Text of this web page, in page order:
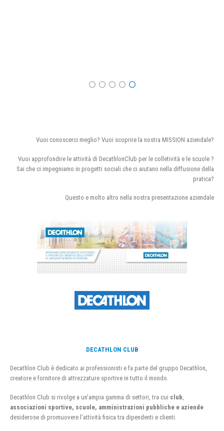
Vuoi conoscerci meglio? Vuoi scoprire la nostra MISSION aziendale?
Vuoi approfondire le attività di DecathlonClub per le colletività e le scuole ?
Sai che ci impegniamo in progetti sociali che ci aiutano nella diffusione della
pratica?
Questo e molto altro nella nostra presentazione aziendale
DECATHLON CLUB
Decathlon Club è dedicato ai professionisti e fa parte del gruppo Decathlon,
creatore e fornitore di attrezzature sportive in tutto il mondo.
Decathlon Club si rivolge a un’ampia gamma di settori, tra cui club
associazioni sportive, scuole, amministrazioni pubbliche e aziende
desiderose di promuovere l’attività fisica tra dipendenti e clienti.